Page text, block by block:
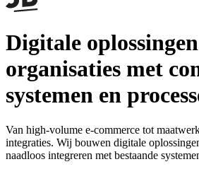
Digitale
Digitale oplossingen
organisaties met
systemen en
Van high-volume e-commerce tot
integraties. Wij bouwen digitale
naadloos integreren met bestaande